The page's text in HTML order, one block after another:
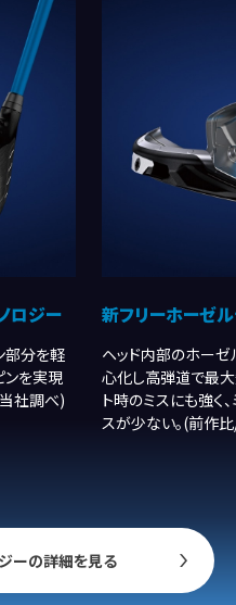
ロジー
部分を軽
ンを実現
社調べ)
新フリーホーゼ
ヘッド内部のホー
心化し高弾道で最
ト時のミスにも強く
スが少ない。(前作
ーの詳細を見る